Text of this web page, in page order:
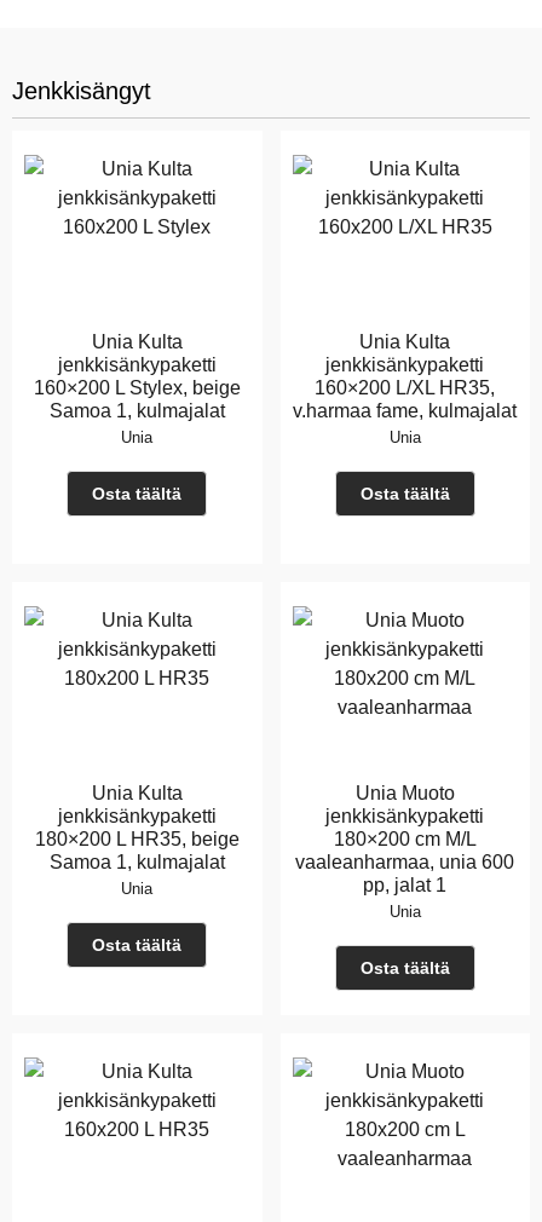
Jenkkisängyt
Unia Kulta
jenkkisänkypaketti
160×200 L Stylex, beige
Samoa 1, kulmajalat
Unia
Osta täältä
Unia Kulta
jenkkisänkypaketti
160×200 L/XL HR35,
v.harmaa fame, kulmajalat
Unia
Osta täältä
Unia Kulta
jenkkisänkypaketti
180×200 L HR35, beige
Samoa 1, kulmajalat
Unia
Osta täältä
Unia Muoto
jenkkisänkypaketti
180×200 cm M/L
vaaleanharmaa, unia 600
pp, jalat 1
Unia
Osta täältä